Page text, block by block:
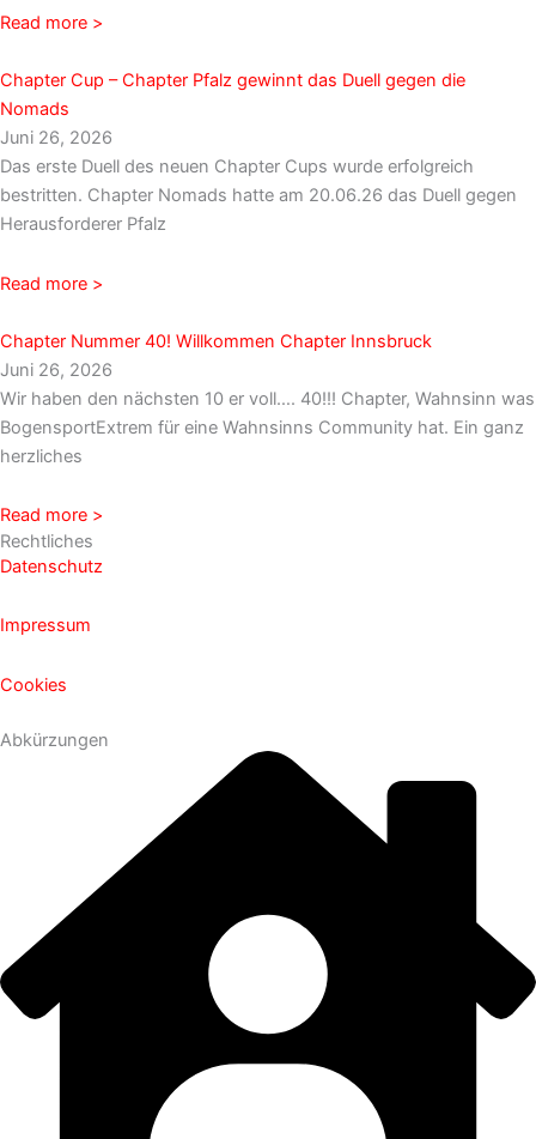
Read more >
Chapter Cup – Chapter Pfalz gewinnt das Duell gegen die
Nomads
Juni 26, 2026
Das erste Duell des neuen Chapter Cups wurde erfolgreich
bestritten. Chapter Nomads hatte am 20.06.26 das Duell gegen
Herausforderer Pfalz
Read more >
Chapter Nummer 40! Willkommen Chapter Innsbruck
Juni 26, 2026
Wir haben den nächsten 10 er voll…. 40!!! Chapter, Wahnsinn was
BogensportExtrem für eine Wahnsinns Community hat. Ein ganz
herzliches
Read more >
Rechtliches
Datenschutz
Impressum
Cookies
Abkürzungen